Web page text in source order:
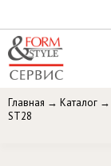
Главная → Каталог →
ST28